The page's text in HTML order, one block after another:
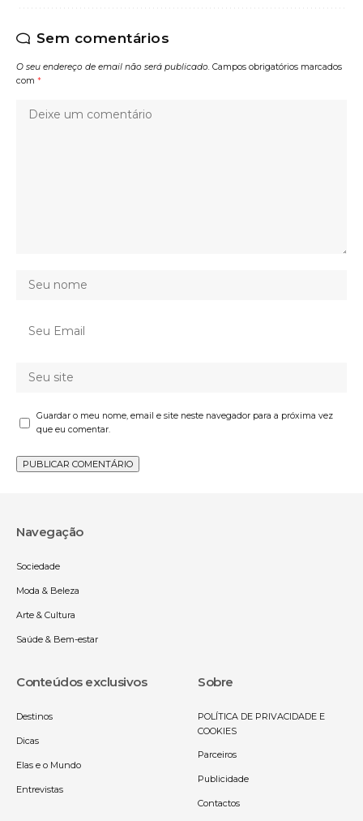
Sem comentários
O seu endereço de email não será publicado. Campos obrigatórios marcados
com *
Guardar o meu nome, email e site neste navegador para a próxima vez
que eu comentar.
Navegação
Sociedade
Moda & Beleza
Arte & Cultura
Saúde & Bem-estar
Conteúdos exclusivos
Destinos
Dicas
Elas e o Mundo
Entrevistas
Sobre
POLÍTICA DE PRIVACIDADE E
COOKIES
Parceiros
Publicidade
Contactos